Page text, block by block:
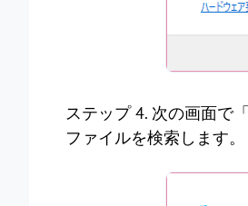
ステップ 4. 次の画面で
ファイルを検索します。